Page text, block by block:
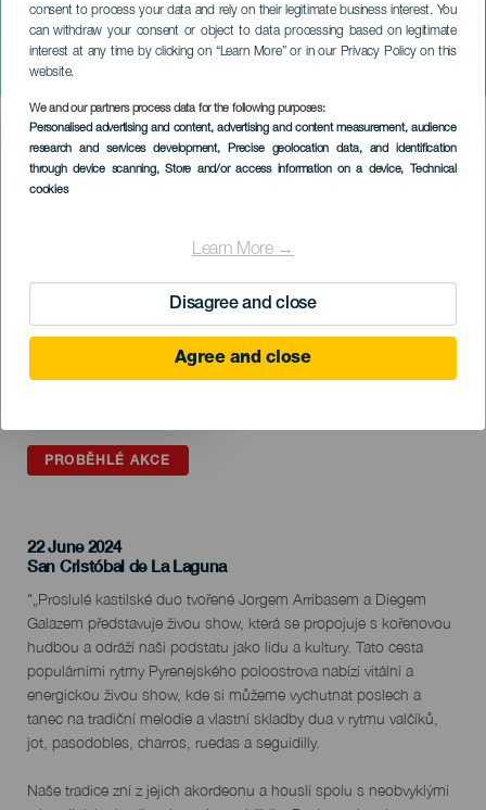
consent to process your data and rely on their legitimate business interest. You
can withdraw your consent or object to data processing based on legitimate
interest at any time by clicking on “Learn More” or in our Privacy Policy on this
website.
We and our partners process data for the following purposes:
Personalised advertising and content, advertising and content measurement, audience
research and services development, Precise geolocation data, and identification
through device scanning, Store and/or access information on a device, Technical
cookies
Learn More →
Disagree and close
Agree and close
Fetén Fetém
TENERIFE
Imagen
Listado
PROBĚHLÉ AKCE
22 June 2024
Localidad
San Cristóbal de La Laguna
Descripción
del
evento
"„Proslulé kastilské duo tvořené Jorgem Arribasem a Diegem
Galazem představuje živou show, která se propojuje s kořenovou
hudbou a odráží naši podstatu jako lidu a kultury. Tato cesta
populárními rytmy Pyrenejského poloostrova nabízí vitální a
energickou živou show, kde si můžeme vychutnat poslech a
tanec na tradiční melodie a vlastní skladby dua v rytmu valčíků,
jot, pasodobles, charros, ruedas a seguidilly.
Naše tradice zní z jejich akordeonu a houslí spolu s neobvyklými